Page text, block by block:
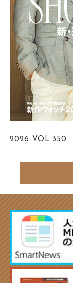
2026 VOL.350